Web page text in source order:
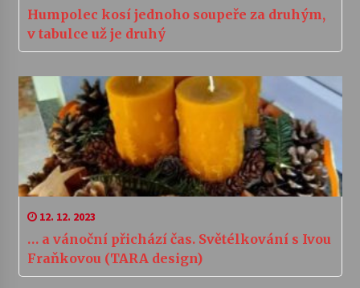
Humpolec kosí jednoho soupeře za druhým,
v tabulce už je druhý
12. 12. 2023
… a vánoční přichází čas. Světélkování s Ivou
Fraňkovou (TARA design)